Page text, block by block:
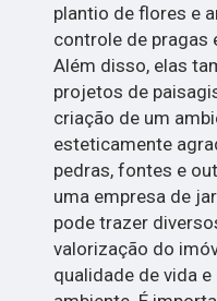
plantio de flores e
controle de pragas
Além disso, elas
projetos de
criação de um
esteticamente
pedras, fontes e
uma empresa de
pode trazer
valorização do
qualidade de vida